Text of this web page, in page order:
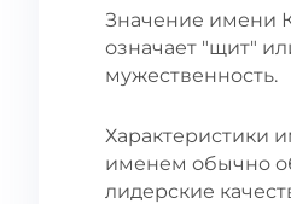
Значение имени
означает "щит"
мужественность.
Характеристики
именем обычно
лидерские